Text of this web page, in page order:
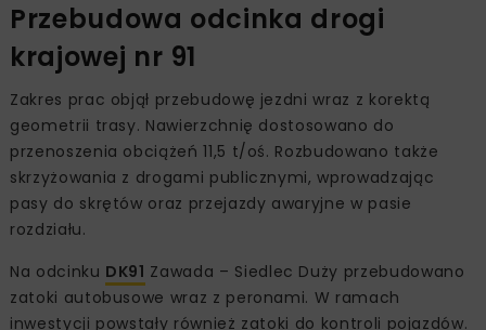
Przebudowa odcinka drogi
krajowej nr 91
Zakres prac objął przebudowę jezdni wraz z korektą
geometrii trasy. Nawierzchnię dostosowano do
przenoszenia obciążeń 11,5 t/oś. Rozbudowano także
skrzyżowania z drogami publicznymi, wprowadzając
pasy do skrętów oraz przejazdy awaryjne w pasie
rozdziału.
Na odcinku DK91 Zawada – Siedlec Duży przebudowano
zatoki autobusowe wraz z peronami. W ramach
inwestycji powstały również zatoki do kontroli pojazdów.